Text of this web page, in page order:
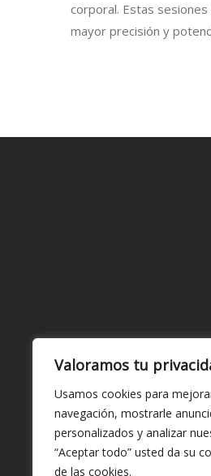
Valoramos tu
Usamos cookies para
navegación, mostrarle
personalizados y analizar
“Aceptar todo” usted da su
de las cookies.
corporal. Estas
mayor precisión y